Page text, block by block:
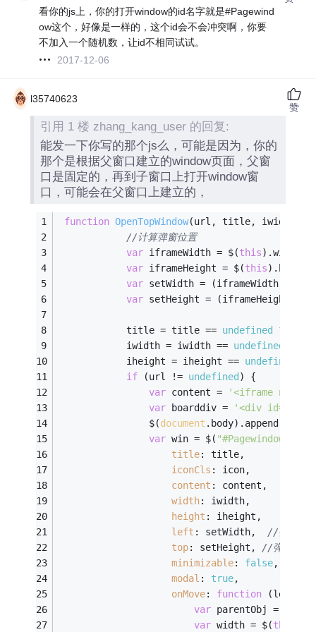
看你的js上，你的打开window的id名字就是#Pagewind
ow这个，好像是一样的，这个id会不会冲突啊，你要
不加入一个随机数，让id不相同试试。
2017-12-06
l35740623
引用 1 楼 zhang_kang_user 的回复:
能发一下你写的那个js么，可能是因为，你的
那个是根据父窗口建立的window页面，父窗
口是固定的，再到子窗口上打开window窗
口，可能会在父窗口上建立的，
function OpenTopWindow(url, title, iwidth,
//计算弹窗位置
var iframeWidth = $(this
var iframeHeight = $(this
var setWidth = (iframeWidth -
var setHeight = (iframeHeight -
            title = title ==
undefined ?
            iwidth = iwidth ==
undefined
            iheight = iheight ==
undefined
if (url != undefined ) {
var content =
'<iframe
var boarddiv =
'<div
                $(
document
var win = $( "#Pagewindow"
title: title,
iconCls : icon,
content : content,
width: iwidth,
height : iheight,
left : setWidth, //弹窗左
top: setHeight, //弹窗上边
minimizable: false,
modal : true,
onMove: function (left,
var parentObj = $(
var width = $(this
赞